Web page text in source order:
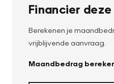
Financier
Berekenen je
vrijblijvende aanvraag.
Maandbedrag